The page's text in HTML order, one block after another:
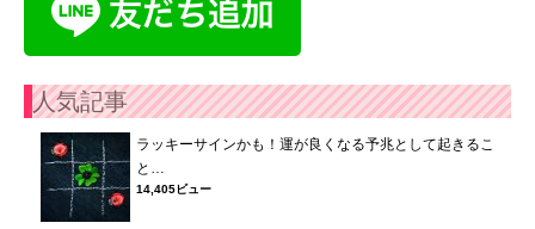
人気記事
ラッキーサインかも！運が良くなる予兆として起きるこ
と…
14,405ビュー